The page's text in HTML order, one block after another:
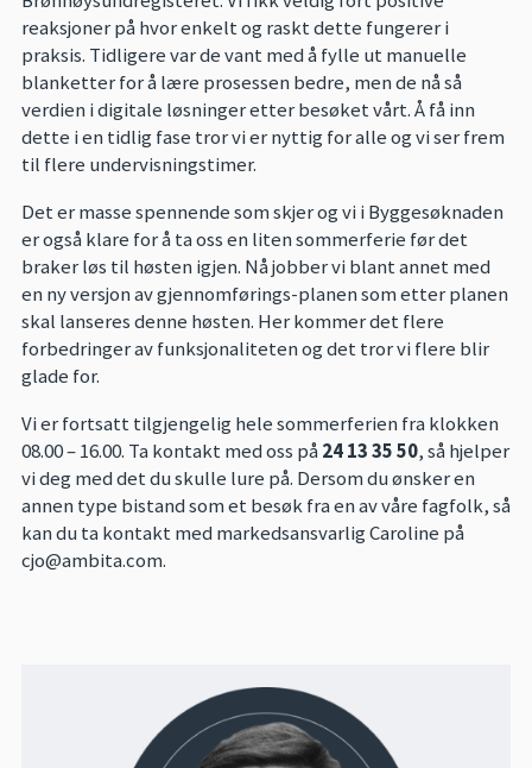
reaksjoner på hvor enkelt og raskt dette fungerer i
praksis. Tidligere var de vant med å fylle ut manuelle
blanketter for å lære prosessen bedre, men de nå så
verdien i digitale løsninger etter besøket vårt. Å få inn
dette i en tidlig fase tror vi er nyttig for alle og vi ser frem
til flere undervisningstimer.
Det er masse spennende som skjer og vi i Byggesøknaden
er også klare for å ta oss en liten sommerferie før det
braker løs til høsten igjen. Nå jobber vi blant annet med
en ny versjon av gjennomførings-planen som etter planen
skal lanseres denne høsten. Her kommer det flere
forbedringer av funksjonaliteten og det tror vi flere blir
glade for.
Vi er fortsatt tilgjengelig hele sommerferien fra klokken
08.00 – 16.00. Ta kontakt med oss på24 13 35 50, så hjelper
vi deg med det du skulle lure på. Dersom du ønsker en
annen type bistand som et besøk fra en av våre fagfolk, så
kan du ta kontakt med markedsansvarlig Caroline på
cjo@ambita.com.